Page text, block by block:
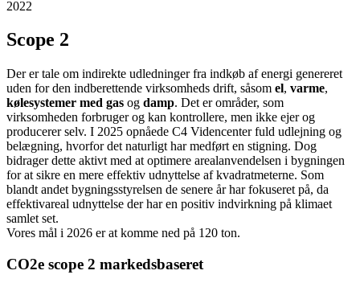
2022
Scope 2
Der er tale om indirekte udledninger fra indkøb af energi genereret
uden for den indberettende virksomheds drift, såsom el, varme,
kølesystemer med gas og damp. Det er områder, som
virksomheden forbruger og kan kontrollere, men ikke ejer og
producerer selv. I 2025 opnåede C4 Videncenter fuld udlejning og
belægning, hvorfor det naturligt har medført en stigning. Dog
bidrager dette aktivt med at optimere arealanvendelsen i bygningen
for at sikre en mere effektiv udnyttelse af kvadratmeterne. Som
blandt andet bygningsstyrelsen de senere år har fokuseret på, da
effektivareal udnyttelse der har en positiv indvirkning på klimaet
samlet set.
Vores mål i 2026 er at komme ned på 120 ton.
CO2e scope 2 markedsbaseret